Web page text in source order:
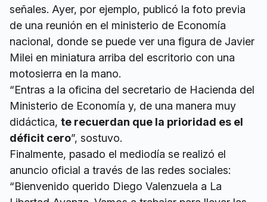
señales. Ayer, por ejemplo, publicó la foto previa
de una reunión en el ministerio de Economía
nacional, donde se puede ver una figura de Javier
Milei en miniatura arriba del escritorio con una
motosierra en la mano.
“Entras a la oficina del secretario de Hacienda del
Ministerio de Economía y, de una manera muy
didáctica, te recuerdan que la prioridad es el
déficit cero”, sostuvo.
Finalmente, pasado el mediodía se realizó el
anuncio oficial a través de las redes sociales:
“Bienvenido querido Diego Valenzuela a La